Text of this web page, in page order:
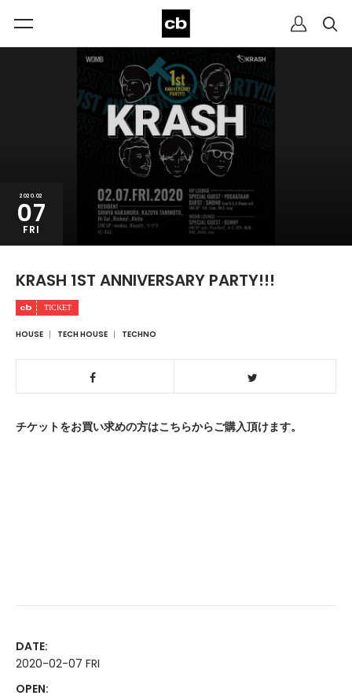
2020.02
07
FRI
KRASH 1ST ANNIVERSARY PARTY!!!
HOUSE TECH HOUSE TECHNO
チケットをお買い求めの方はこちらからご購入頂けます。
DATE:
2020-02-07 FRI
OPEN: